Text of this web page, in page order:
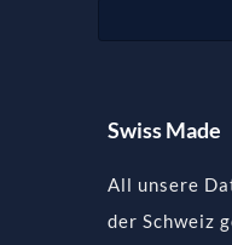
Swiss Made
All unsere
der Schweiz